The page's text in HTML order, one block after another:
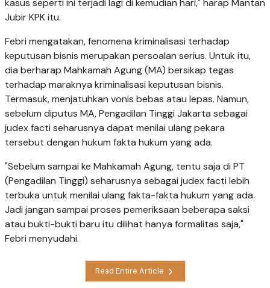
kasus seperti ini terjadi lagi di kemudian hari," harap Mantan
Jubir KPK itu.
Febri mengatakan, fenomena kriminalisasi terhadap
keputusan bisnis merupakan persoalan serius. Untuk itu,
dia berharap Mahkamah Agung (MA) bersikap tegas
terhadap maraknya kriminalisasi keputusan bisnis.
Termasuk, menjatuhkan vonis bebas atau lepas. Namun,
sebelum diputus MA, Pengadilan Tinggi Jakarta sebagai
judex facti seharusnya dapat menilai ulang pekara
tersebut dengan hukum fakta hukum yang ada.
"Sebelum sampai ke Mahkamah Agung, tentu saja di PT
(Pengadilan Tinggi) seharusnya sebagai judex facti lebih
terbuka untuk menilai ulang fakta-fakta hukum yang ada.
Jadi jangan sampai proses pemeriksaan beberapa saksi
atau bukti-bukti baru itu dilihat hanya formalitas saja,"
Febri menyudahi.
Read Entire Article